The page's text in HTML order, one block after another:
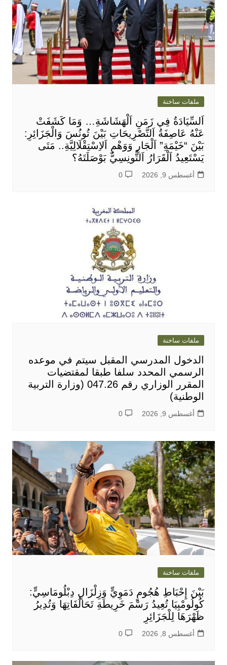
ملفات ساخنة
اَلسِّيَادَةُ فِي زَمَنِ اَلْهَشَاشَةِ… وَمَا كَشَفَتْ
عَنْهُ عَاصِفَةُ اَلتَّصْرِيحَاتِ بَيْنَ تُونُسَ وَالْجَزَائِرِ:
بَيْنَ “خَيْمَةِ” اَلْجَارِ وَوَهْمِ اَلاِسْتِقْلَالِيَّةِ.. مَتَى
يَسْتَعِيدُ اَلْقَرَارُ اَلتُّونِسِيُّ بَوْصَلَتَهُ؟
أغسطس 9, 2026 0
ملفات ساخنة
الدخول المدرسي المقبل سیتم في موعده
الرسمي المحدد سلفا طبقا لمقتضیات
المقرر الوزاري رقم 047.26 (وزارة التربية
الوطنية)
أغسطس 9, 2026 0
ملفات ساخنة
بَيْنَ إِحْبَاطِ هُجُومٍ دَمَوِيٍّ وَزِلْزَالٍ دِبْلُومَاسِيٍّ:
كُولُومْبِيَا تُعِيدُ رَسْمَ خَرِيطَةِ تَحَالُفَاتِهَا وَتُدِيرُ
ظَهْرَهَا لِلْجَزَائِرِ
أغسطس 8, 2026 0